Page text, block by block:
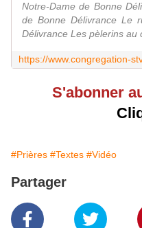
Notre-Dame de Bonne
de Bonne Délivrance Le
Délivrance Les pèlerins au
S'abonner
#Prières #Textes #Vidéo
Partager